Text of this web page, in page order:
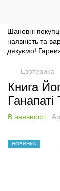
Шановні
наявність та
дякуємо!
Езотерика
Книга
Ганапаті
В наявності
НОВИНКА